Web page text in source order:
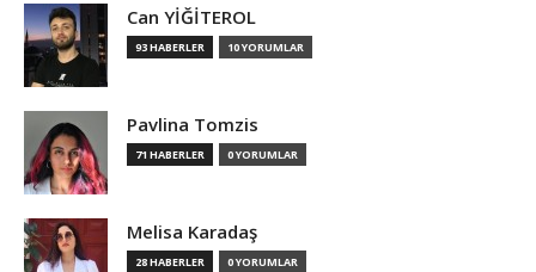
Can YİĞİTEROL
93 HABERLER 10 YORUMLAR
Pavlina Tomzis
71 HABERLER 0 YORUMLAR
Melisa Karadaş
28 HABERLER 0 YORUMLAR